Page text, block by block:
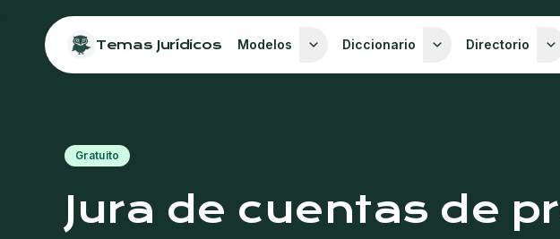
Temas Jurídicos Modelos Diccionario Directorio
Gratuito
Jura de cuentas de